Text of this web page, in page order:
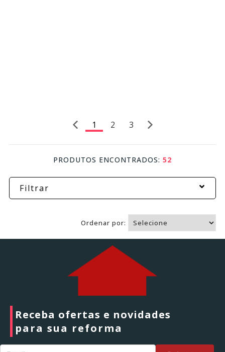
1 2 3
PRODUTOS ENCONTRADOS: 52
Filtrar
Ordenar por:
Receba ofertas e novidades
para sua reforma